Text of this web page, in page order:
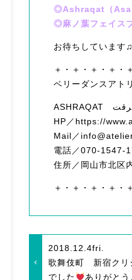
◎Ashraqat（
◎麻ノ葉フェイ
お待ちしています
＋・＋・＋・＋・
ベリーダンスア
HP／https://
Mail／
電話／070-1547-
住所／岡山市北区
＋・＋・＋・＋・
2018.12.4fri.
歌舞伎町 新宿クリ
でした
ありがと